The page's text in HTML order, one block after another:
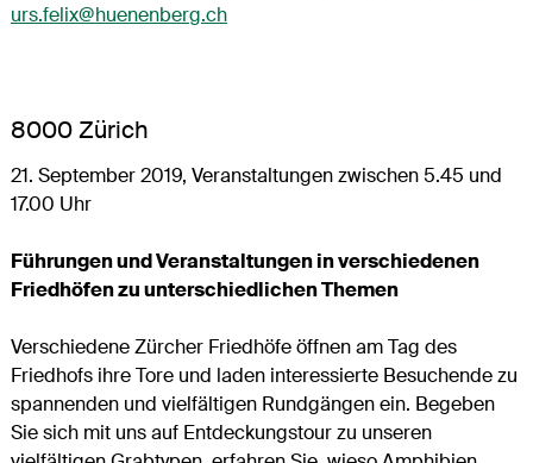
urs.felix@huenenberg.ch
8000 Zürich
21. September 2019, Veranstaltungen zwischen 5.45 und
17.00 Uhr
Führungen und Veranstaltungen in verschiedenen
Friedhöfen zu unterschiedlichen Themen
Verschiedene Zürcher Friedhöfe öffnen am Tag des
Friedhofs ihre Tore und laden interessierte Besuchende zu
spannenden und vielfältigen Rundgängen ein. Begeben
Sie sich mit uns auf Entdeckungstour zu unseren